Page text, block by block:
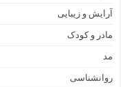
آرایش و زیبایی
مادر و کودک
مد
روانشناسی